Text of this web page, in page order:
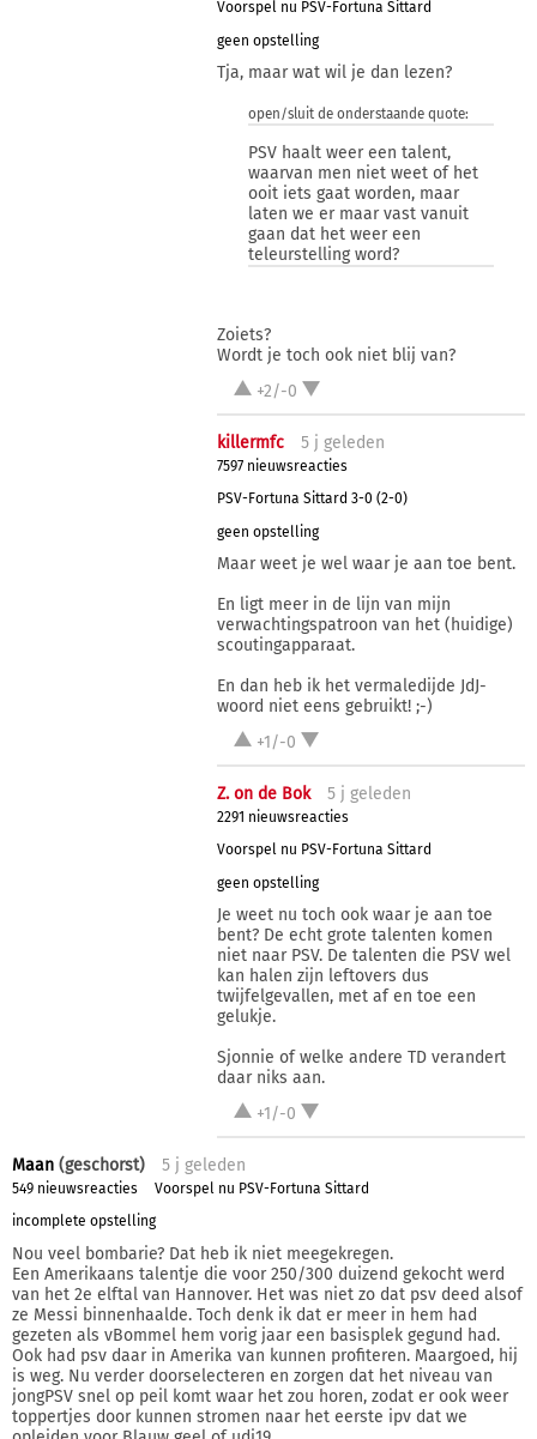
Voorspel nu PSV-Fortuna Sittard
geen opstelling
Tja, maar wat wil je dan lezen?
open/sluit de onderstaande quote:
PSV haalt weer een talent,
waarvan men niet weet of het
ooit iets gaat worden, maar
laten we er maar vast vanuit
gaan dat het weer een
teleurstelling word?
Zoiets?
Wordt je toch ook niet blij van?
+2/-0
killermfc 5 j geleden
7597 nieuwsreacties
PSV-Fortuna Sittard 3-0 (2-0)
geen opstelling
Maar weet je wel waar je aan toe bent.
En ligt meer in de lijn van mijn
verwachtingspatroon van het (huidige)
scoutingapparaat.
En dan heb ik het vermaledijde JdJ-
woord niet eens gebruikt! ;-)
+1/-0
Z. on de Bok 5 j geleden
2291 nieuwsreacties
Voorspel nu PSV-Fortuna Sittard
geen opstelling
Je weet nu toch ook waar je aan toe
bent? De echt grote talenten komen
niet naar PSV. De talenten die PSV wel
kan halen zijn leftovers dus
twijfelgevallen, met af en toe een
gelukje.
Sjonnie of welke andere TD verandert
daar niks aan.
+1/-0
Maan (geschorst) 5 j geleden
549 nieuwsreacties
Voorspel nu PSV-Fortuna Sittard
incomplete opstelling
Nou veel bombarie? Dat heb ik niet meegekregen.
Een Amerikaans talentje die voor 250/300 duizend gekocht werd
van het 2e elftal van Hannover. Het was niet zo dat psv deed alsof
ze Messi binnenhaalde. Toch denk ik dat er meer in hem had
gezeten als vBommel hem vorig jaar een basisplek gegund had.
Ook had psv daar in Amerika van kunnen profiteren. Maargoed, hij
is weg. Nu verder doorselecteren en zorgen dat het niveau van
jongPSV snel op peil komt waar het zou horen, zodat er ook weer
toppertjes door kunnen stromen naar het eerste ipv dat we